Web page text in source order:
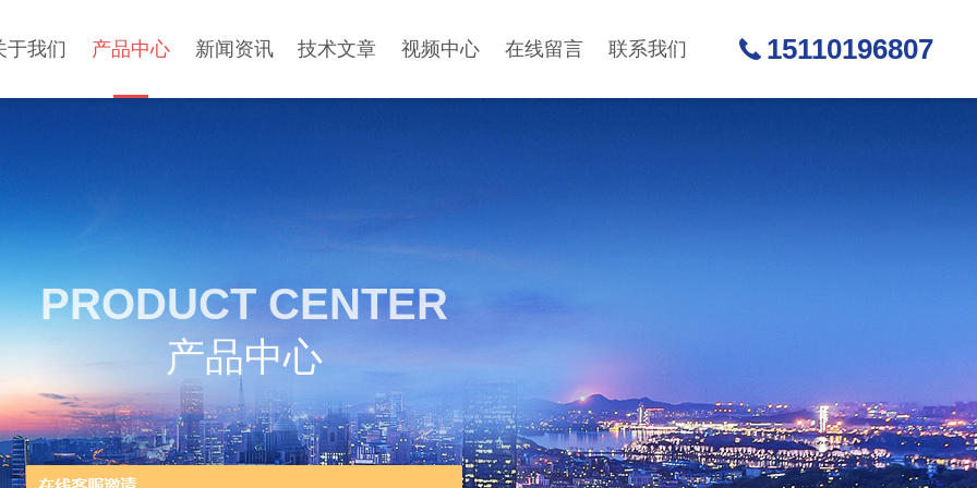
于我们 产品中心 新闻资讯 技术文章 视频中心 在线留言 联系我们 15110196807
PRODUCT CENTER
产品中心